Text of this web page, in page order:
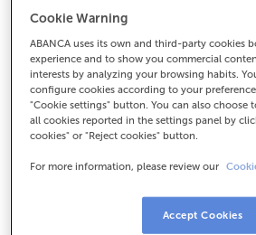
¿Qué es la
NFC?
¿Qué es la tecnología NFC?
ElNFC(Near Field
recibir señales de forma simultánea.
Cookie Warning
ABANCA uses its own and third-party cookies
experience and to show you commercial
interests by analyzing your browsing habits.
configure cookies according to your
"Cookie settings" button. You can also choose
all cookies reported in the settings panel by
cookies" or "Reject cookies" button.
For more information, please review our
Accept Cookies